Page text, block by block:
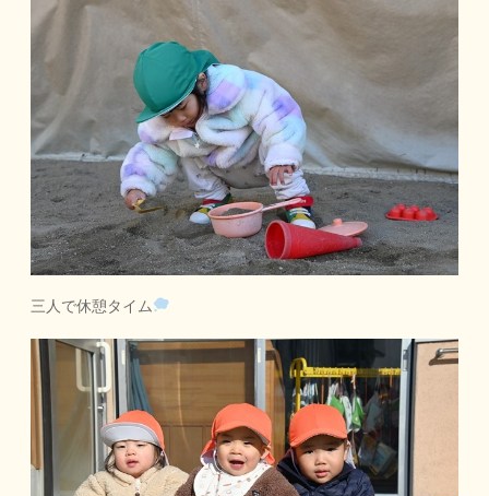
三人で休憩タイム